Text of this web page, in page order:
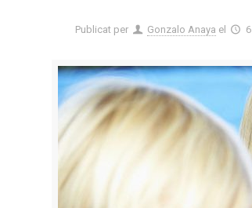
Publicat per Gonzalo Anaya el